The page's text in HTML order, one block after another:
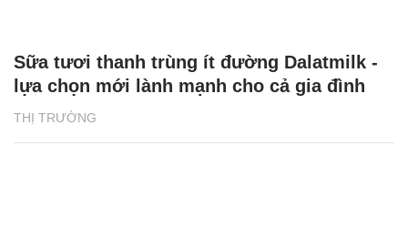
THỊ TRƯỜNG
Sữa tươi thanh trùng ít đường Dalatmilk -
lựa chọn mới lành mạnh cho cả gia đình